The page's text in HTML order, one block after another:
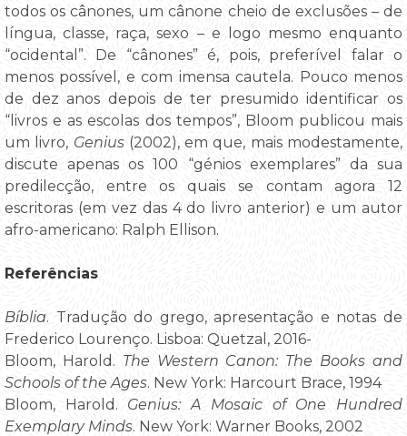
todos os cânones, um cânone cheio de exclusões – de
língua, classe, raça, sexo – e logo mesmo enquanto
“ocidental”. De “cânones” é, pois, preferível falar o
menos possível, e com imensa cautela. Pouco menos
de dez anos depois de ter presumido identificar os
“livros e as escolas dos tempos”, Bloom publicou mais
um livro, Genius(2002), em que, mais modestamente,
discute apenas os 100 “génios exemplares” da sua
predilecção, entre os quais se contam agora 12
escritoras (em vez das 4 do livro anterior) e um autor
afro-americano: Ralph Ellison.
Referências
Bíblia. Tradução do grego, apresentação e notas de
Frederico Lourenço. Lisboa: Quetzal, 2016-
Bloom, Harold. The Western Canon: The Books and
Schools of the Ages. New York: Harcourt Brace, 1994
Bloom, Harold. Genius: A Mosaic of One Hundred
Exemplary Minds. New York: Warner Books, 2002